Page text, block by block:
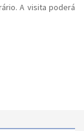
A visita poderá